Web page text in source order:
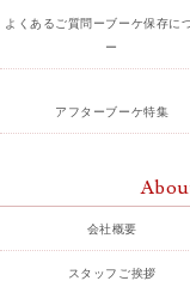
よくあるご質問ーブーケ保存に
ー
アフターブーケ特集
会社概要
スタッフご挨拶